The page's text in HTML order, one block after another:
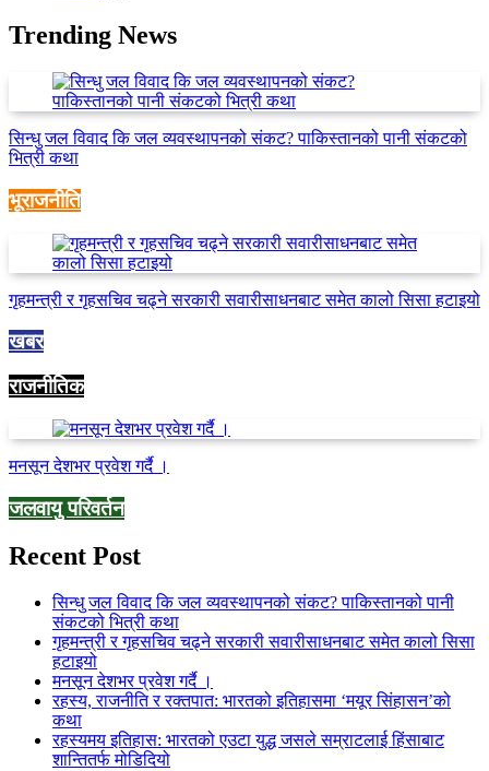
Trending News
सिन्धु जल विवाद कि जल व्यवस्थापनको संकट? पाकिस्तानको पानी संकटको
भित्री कथा
भूराजनीति
गृहमन्त्री र गृहसचिव चढ्ने सरकारी सवारीसाधनबाट समेत कालो सिसा हटाइयो
खबर
राजनीतिक
मनसून देशभर प्रवेश गर्दै ।
जलवायु परिवर्तन
Recent Post
सिन्धु जल विवाद कि जल व्यवस्थापनको संकट? पाकिस्तानको पानी
संकटको भित्री कथा
गृहमन्त्री र गृहसचिव चढ्ने सरकारी सवारीसाधनबाट समेत कालो सिसा
हटाइयो
मनसून देशभर प्रवेश गर्दै ।
रहस्य, राजनीति र रक्तपात: भारतको इतिहासमा ‘मयूर सिंहासन’को
कथा
रहस्यमय इतिहास: भारतको एउटा युद्ध जसले सम्राटलाई हिंसाबाट
शान्तितर्फ मोडिदियो